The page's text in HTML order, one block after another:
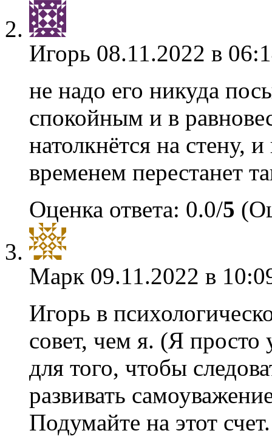
Игорь 08.11.2022 в
не надо его никуда
спокойным и в
натолкнётся на стену,
временем перестанет
Оценка ответа: 0.0/5
Марк 09.11.2022 в
Игорь в
совет, чем я. (Я
для того, чтобы
развивать
Подумайте на этот счет.